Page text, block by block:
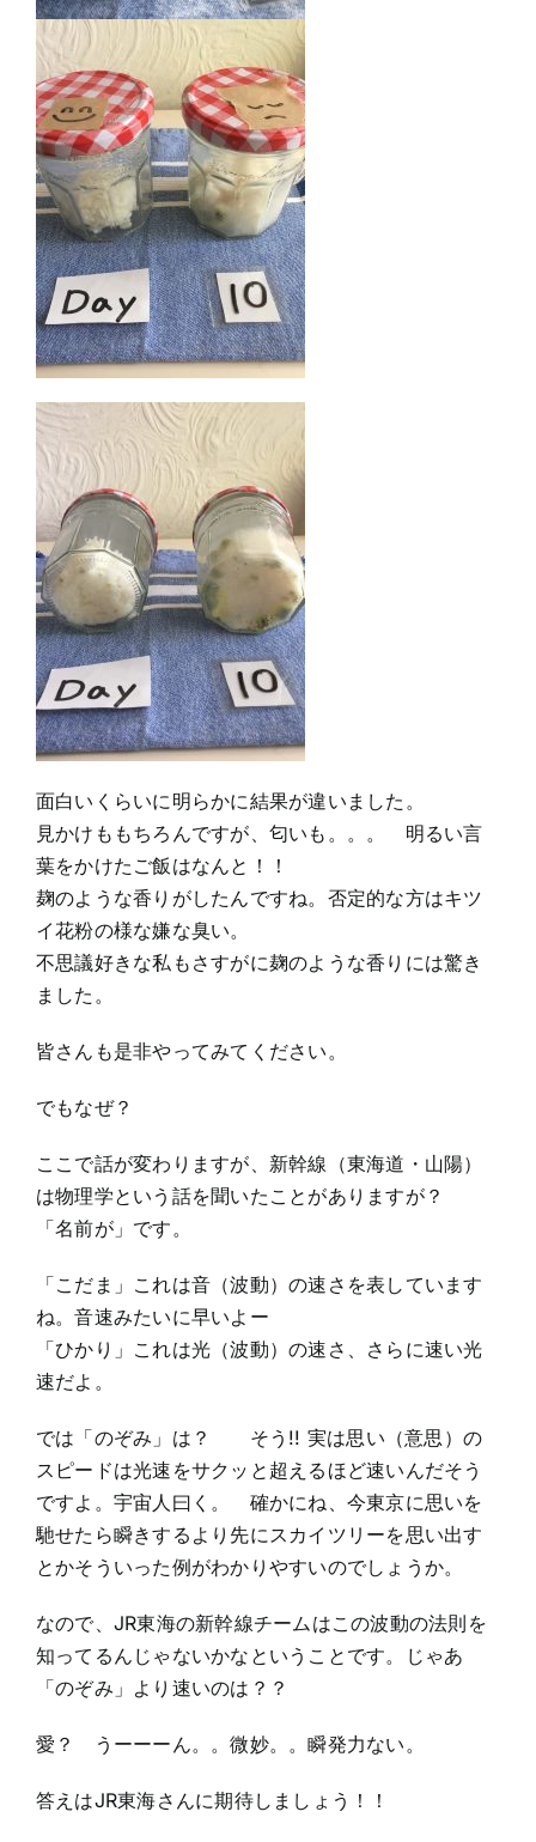
面白いくらいに明らかに結果が違いました。
見かけももちろんですが、匂いも。。。 明るい言
葉をかけたご飯はなんと！！
麹のような香りがしたんですね。否定的な方はキツ
イ花粉の様な嫌な臭い。
不思議好きな私もさすがに麹のような香りには驚き
ました。
皆さんも是非やってみてください。
でもなぜ？
ここで話が変わりますが、新幹線（東海道・山陽）
は物理学という話を聞いたことがありますが？
「名前が」です。
「こだま」これは音（波動）の速さを表しています
ね。音速みたいに早いよー
「ひかり」これは光（波動）の速さ、さらに速い光
速だよ。
では「のぞみ」は？ そう!! 実は思い（意思）の
スピードは光速をサクッと超えるほど速いんだそう
ですよ。宇宙人曰く。 確かにね、今東京に思いを
馳せたら瞬きするより先にスカイツリーを思い出す
とかそういった例がわかりやすいのでしょうか。
なので、JR東海の新幹線チームはこの波動の法則を
知ってるんじゃないかなということです。じゃあ
「のぞみ」より速いのは？？
愛？ うーーーん。。微妙。。瞬発力ない。
答えはJR東海さんに期待しましょう！！